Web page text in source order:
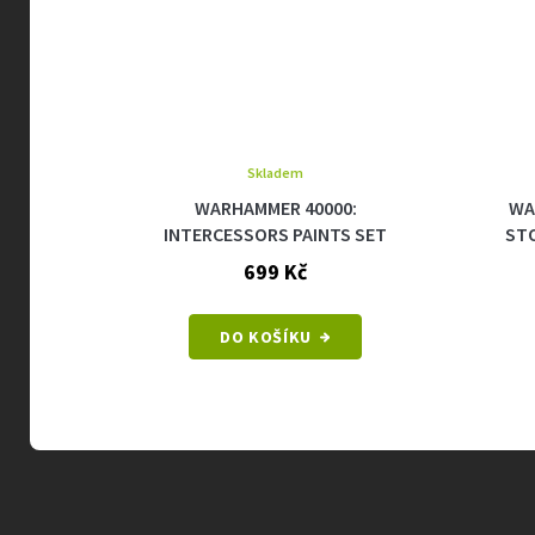
WARHAMMER 40000:
INTERCESSORS PAINTS SET
Skladem
699 Kč
DO KOŠÍKU